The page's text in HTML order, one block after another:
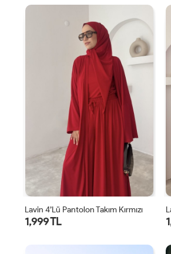
1 2
1 2
Lavin 4’lü Pantolon Takım Kırmızı
1,999 TL